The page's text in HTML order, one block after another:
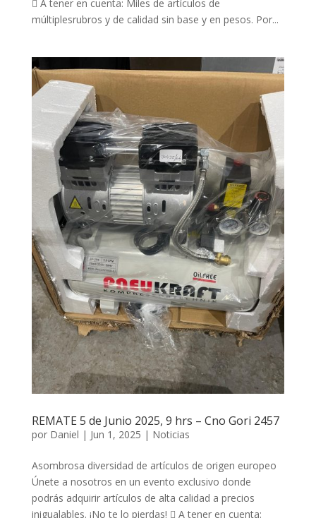
 A tener en cuenta: Miles de artículos de
múltiplesrubros y de calidad sin base y en pesos. Por...
REMATE 5 de Junio 2025, 9 hrs – Cno Gori 2457
por Daniel | Jun 1, 2025 | Noticias
Asombrosa diversidad de artículos de origen europeo
Únete a nosotros en un evento exclusivo donde
podrás adquirir artículos de alta calidad a precios
inigualables. ¡No te lo pierdas!  A tener en cuenta: